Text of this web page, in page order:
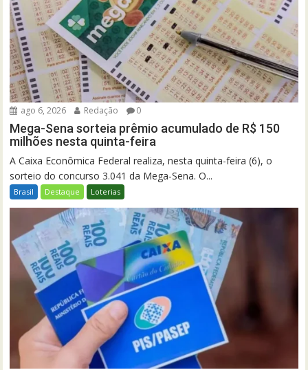
ago 6, 2026 Redação 0
Mega-Sena sorteia prêmio acumulado de R$ 150
milhões nesta quinta-feira
A Caixa Econômica Federal realiza, nesta quinta-feira (6), o
sorteio do concurso 3.041 da Mega-Sena. O...
Brasil Destaque Loterias